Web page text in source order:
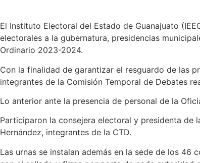
El Instituto Electoral del Estado de Guanajuato
electorales a la gubernatura, presidencias
Ordinario 2023-2024.
Con la finalidad de garantizar el resguardo de las
integrantes de la Comisión Temporal de Debates
Lo anterior ante la presencia de personal de la
Participaron la consejera electoral y presidenta de
Hernández, integrantes de la CTD.
Las urnas se instalan además en la sede de los